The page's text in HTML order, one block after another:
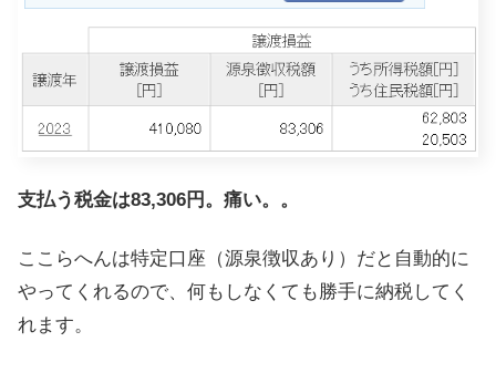
支払う税金は83,306円。痛い。。
ここらへんは特定口座（源泉徴収あり）だと自動的に
やってくれるので、何もしなくても勝手に納税してく
れます。